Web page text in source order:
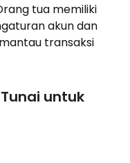
tua memiliki
akun dan
transaksi
untuk